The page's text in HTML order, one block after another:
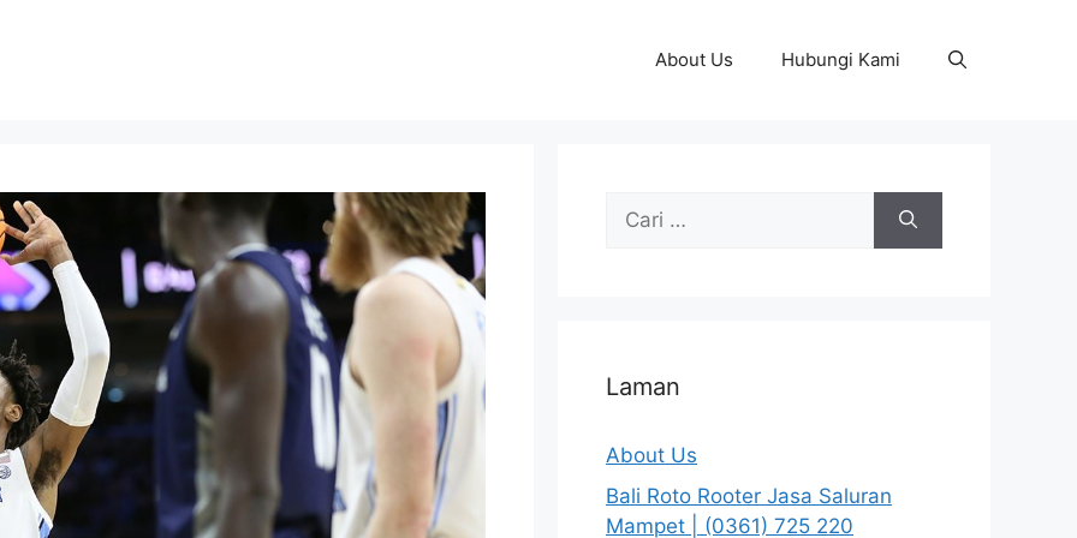
About Us Hubungi Kami
Cari
Laman
About Us
Bali Roto Rooter Jasa Saluran
Mampet | (0361) 725 220